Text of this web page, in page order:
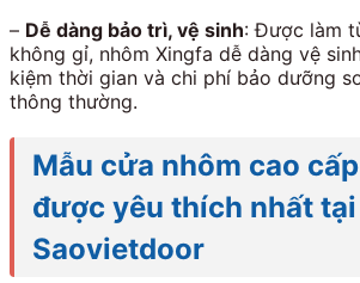
– Dễ dàng bảo trì, vệ sinh: Được làm
không gỉ, nhôm Xingfa dễ dàng vệ
kiệm thời gian và chi phí bảo dưỡng
thông thường.
Mẫu cửa nhôm cao
được yêu thích nhất tại
Saovietdoor